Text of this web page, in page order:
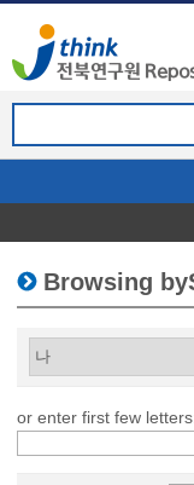
Browsing
or enter first few